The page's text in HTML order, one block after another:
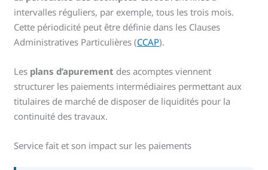
intervalles réguliers, par exemple, tous les trois mois.
Cette périodicité peut être définie dans les Clauses
Administratives Particulières (CCAP).
Les plans d’apurement des acomptes viennent
structurer les paiements intermédiaires permettant aux
titulaires de marché de disposer de liquidités pour la
continuité des travaux.
Service fait et son impact sur les paiements